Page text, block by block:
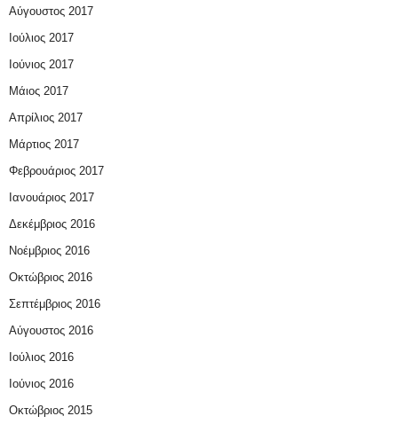
Αύγουστος 2017
Ιούλιος 2017
Ιούνιος 2017
Μάιος 2017
Απρίλιος 2017
Μάρτιος 2017
Φεβρουάριος 2017
Ιανουάριος 2017
Δεκέμβριος 2016
Νοέμβριος 2016
Οκτώβριος 2016
Σεπτέμβριος 2016
Αύγουστος 2016
Ιούλιος 2016
Ιούνιος 2016
Οκτώβριος 2015